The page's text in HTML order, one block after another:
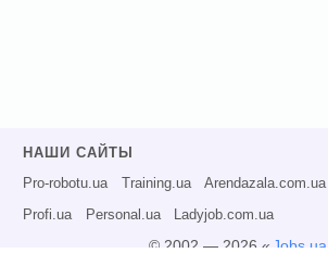
НАШИ САЙТЫ
Pro-robotu.ua Training.ua Arendazala.com.ua
Profi.ua Personal.ua Ladyjob.com.ua
© 2002 — 2026 « Jobs.ua